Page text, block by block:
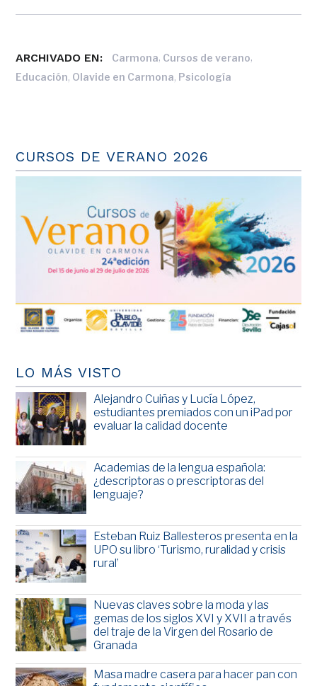
ARCHIVADO EN: Carmona, Cursos de verano,
Educación, Olavide en Carmona, Psicología
CURSOS DE VERANO 2026
LO MÁS VISTO
Alejandro Cuiñas y Lucía López,
estudiantes premiados con un iPad por
evaluar la calidad docente
Academias de la lengua española:
¿descriptoras o prescriptoras del
lenguaje?
Esteban Ruiz Ballesteros presenta en la
UPO su libro ‘Turismo, ruralidad y crisis
rural’
Nuevas claves sobre la moda y las
gemas de los siglos XVI y XVII a través
del traje de la Virgen del Rosario de
Granada
Masa madre casera para hacer pan con